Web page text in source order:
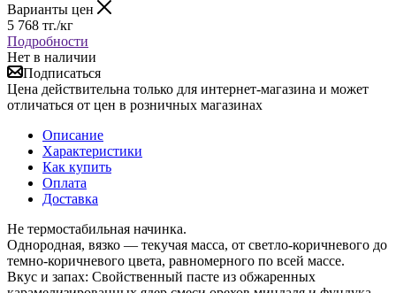
Варианты цен
5 768 тг./кг
Подробности
Нет в наличии
Подписаться
Цена действительна только для интернет-магазина и может
отличаться от цен в розничных магазинах
Описание
Характеристики
Как купить
Оплата
Доставка
Не термостабильная начинка.
Однородная, вязко — текучая масса, от светло-коричневого до
темно-коричневого цвета, равномерного по всей массе.
Вкус и запах: Свойственный пасте из обжаренных